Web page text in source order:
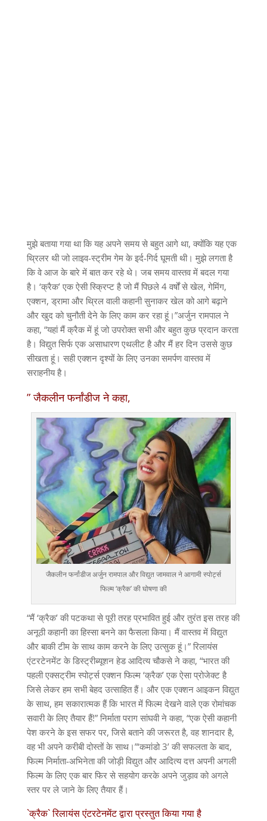
मुझे बताया गया था कि यह अपने समय से बहुत आगे था, क्योंकि यह एक
थ्रिलर थी जो लाइव-स्ट्रीम गेम के इर्द-गिर्द घूमती थी। मुझे लगता है
कि वे आज के बारे में बात कर रहे थे। जब समय वास्तव में बदल गया
है। ‘क्रैक’ एक ऐसी स्क्रिप्ट है जो मैं पिछले 4 वर्षों से खेल, गेमिंग,
एक्शन, ड्रामा और थ्रिल वाली कहानी सुनाकर खेल को आगे बढ़ाने
और खुद को चुनौती देने के लिए काम कर रहा हूं।”अर्जुन रामपाल ने
कहा, “यहां मैं क्रैक में हूं जो उपरोक्त सभी और बहुत कुछ प्रदान करता
है। विद्युत सिर्फ एक असाधारण एथलीट है और मैं हर दिन उससे कुछ
सीखता हूं। सही एक्शन दृश्यों के लिए उनका समर्पण वास्तव में
सराहनीय है।
” जैकलीन फर्नांडीज ने कहा,
जैकलीन फर्नांडीज अर्जुन रामपाल और विद्युत जामवाल ने आगामी स्पोर्ट्स
फिल्म ‘क्रैक’ की घोषणा की
“मैं ‘क्रैक’ की पटकथा से पूरी तरह प्रभावित हुई और तुरंत इस तरह की
अनूठी कहानी का हिस्सा बनने का फैसला किया। मैं वास्तव में विद्युत
और बाकी टीम के साथ काम करने के लिए उत्सुक हूं।” रिलायंस
एंटरटेनमेंट के डिस्ट्रीब्यूशन हेड आदित्य चौकसे ने कहा, “भारत की
पहली एक्सट्रीम स्पोर्ट्स एक्शन फिल्म ‘क्रैक’ एक ऐसा प्रोजेक्ट है
जिसे लेकर हम सभी बेहद उत्साहित हैं। और एक एक्शन आइकन विद्युत
के साथ, हम सकारात्मक हैं कि भारत में फिल्म देखने वाले एक रोमांचक
सवारी के लिए तैयार हैं!” निर्माता पराग सांघवी ने कहा, “एक ऐसी कहानी
पेश करने के इस सफर पर, जिसे बताने की जरूरत है, वह शानदार है,
वह भी अपने करीबी दोस्तों के साथ।”‘कमांडो 3’ की सफलता के बाद,
फिल्म निर्माता-अभिनेता की जोड़ी विद्युत और आदित्य दत्त अपनी अगली
फिल्म के लिए एक बार फिर से सहयोग करके अपने जुड़ाव को अगले
स्तर पर ले जाने के लिए तैयार हैं।
`क्रैक` रिलायंस एंटरटेनमेंट द्वारा प्रस्तुत किया गया है